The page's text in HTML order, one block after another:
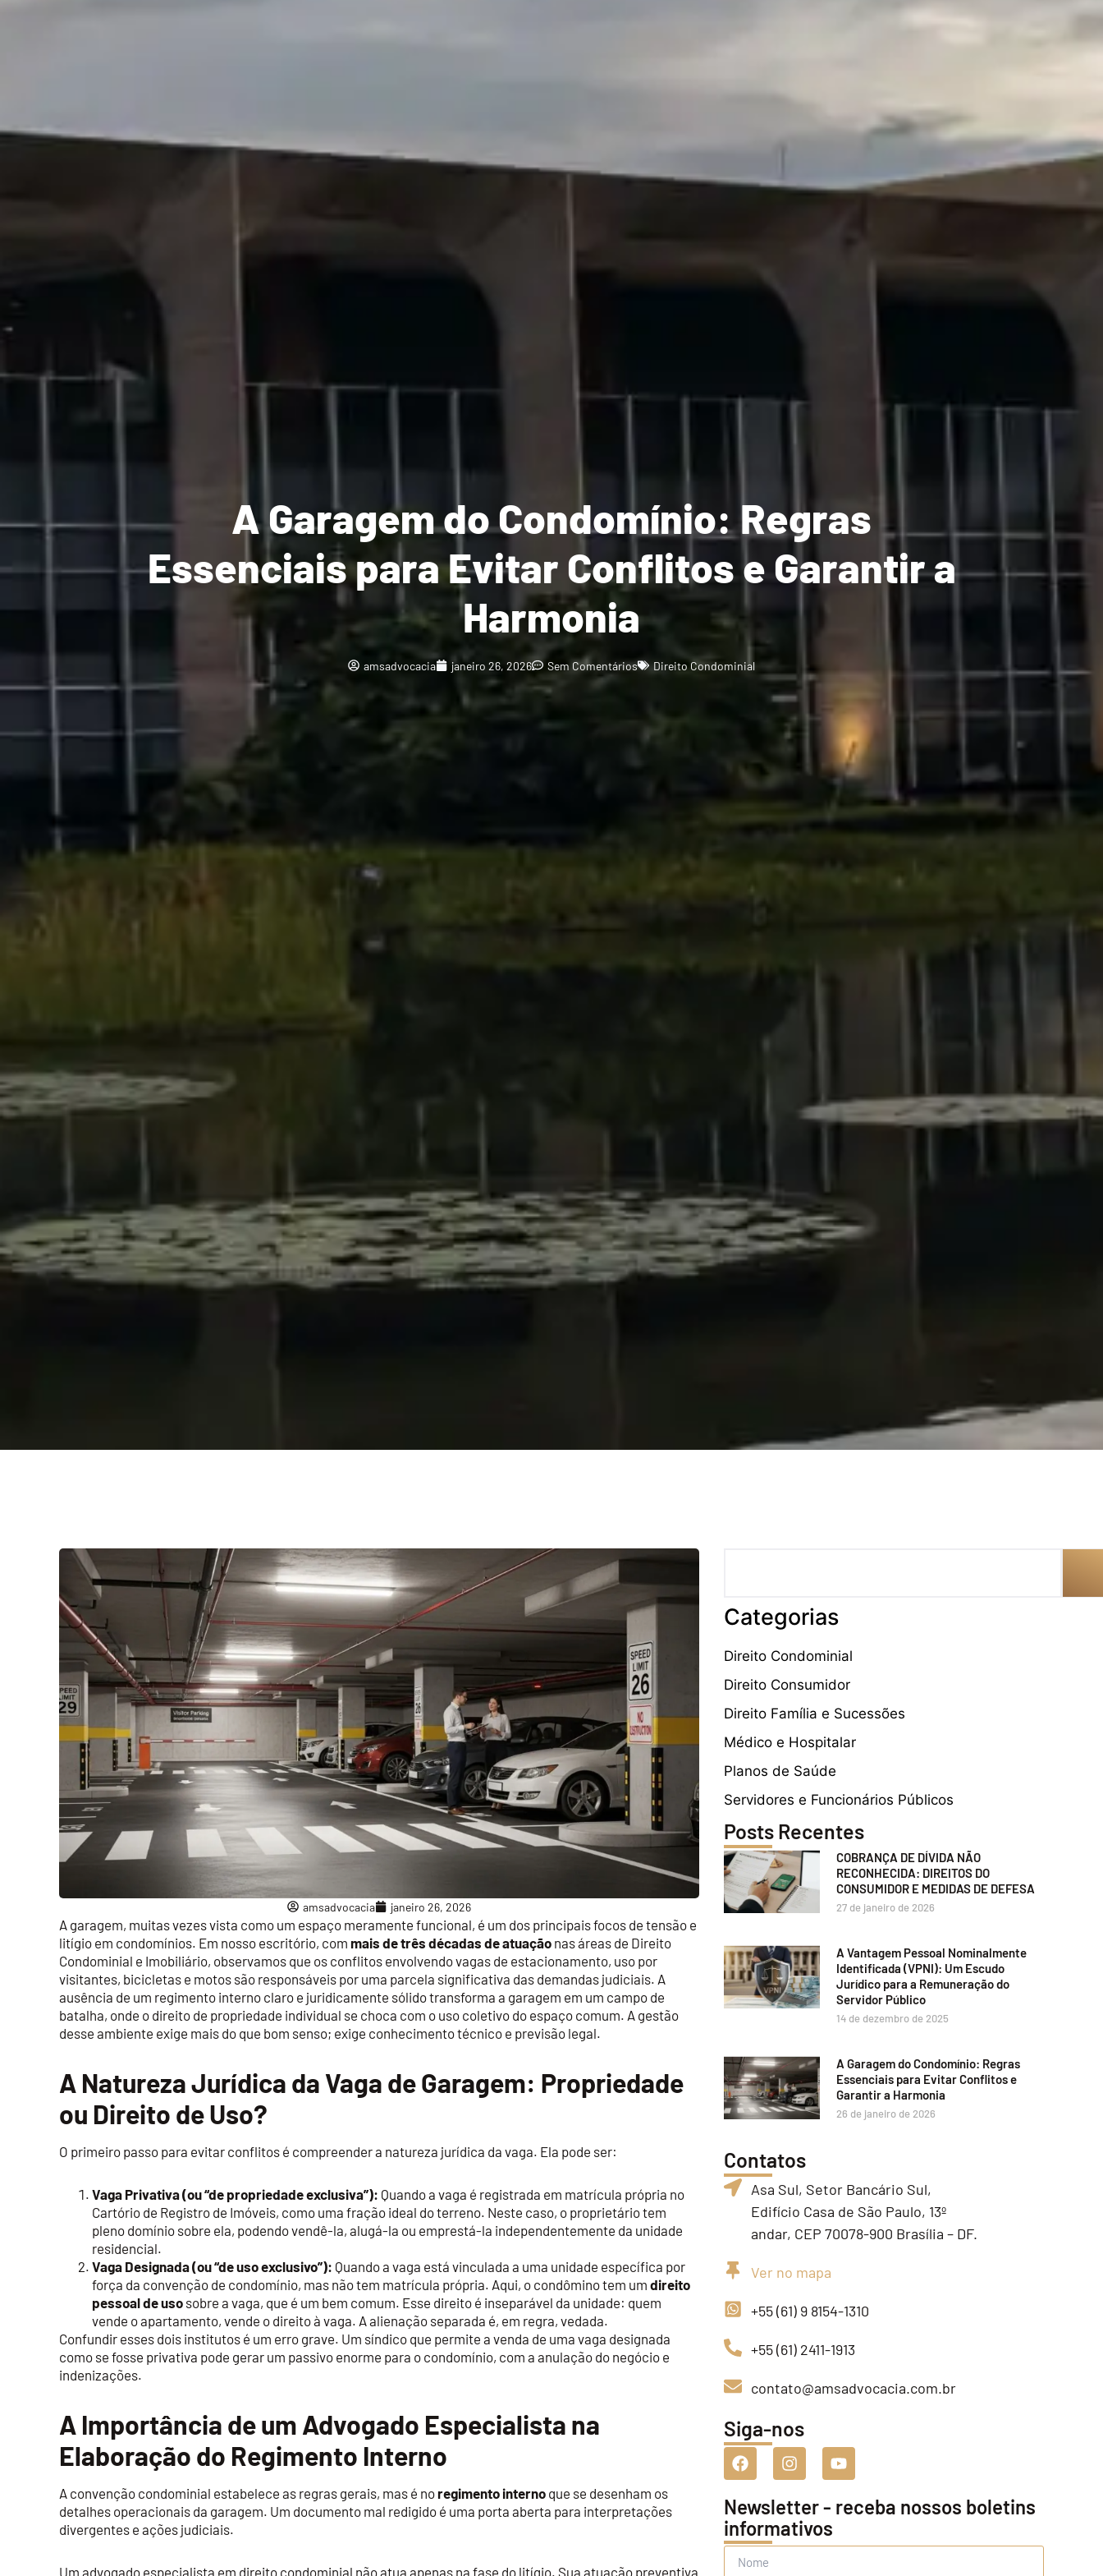
A Garagem do Condomínio: Regras
Essenciais para Evitar Conflitos e Garantir a
Harmonia
amsadvocacia janeiro 26, 2026 Sem Comentários Direito Condominial
amsadvocacia janeiro 26, 2026
A garagem, muitas vezes vista como um espaço meramente funcional, é um dos principais focos de tensão e
litígio em condomínios. Em nosso escritório, com mais de três décadas de atuação nas áreas de Direito
Condominial e Imobiliário, observamos que os conflitos envolvendo vagas de estacionamento, uso por
visitantes, bicicletas e motos são responsáveis por uma parcela significativa das demandas judiciais. A
ausência de um regimento interno claro e juridicamente sólido transforma a garagem em um campo de
batalha, onde o direito de propriedade individual se choca com o uso coletivo do espaço comum. A gestão
desse ambiente exige mais do que bom senso; exige conhecimento técnico e previsão legal.
A Natureza Jurídica da Vaga de Garagem: Propriedade
ou Direito de Uso?
O primeiro passo para evitar conflitos é compreender a natureza jurídica da vaga. Ela pode ser:
Vaga Privativa (ou “de propriedade exclusiva”): Quando a vaga é registrada em matrícula própria no
Cartório de Registro de Imóveis, como uma fração ideal do terreno. Neste caso, o proprietário tem
pleno domínio sobre ela, podendo vendê-la, alugá-la ou emprestá-la independentemente da unidade
residencial.
Vaga Designada (ou “de uso exclusivo”): Quando a vaga está vinculada a uma unidade específica por
força da convenção de condomínio, mas não tem matrícula própria. Aqui, o condômino tem um direito
pessoal de uso sobre a vaga, que é um bem comum. Esse direito é inseparável da unidade: quem
vende o apartamento, vende o direito à vaga. A alienação separada é, em regra, vedada.
Confundir esses dois institutos é um erro grave. Um síndico que permite a venda de uma vaga designada
como se fosse privativa pode gerar um passivo enorme para o condomínio, com a anulação do negócio e
indenizações.
A Importância de um Advogado Especialista na
Elaboração do Regimento Interno
A convenção condominial estabelece as regras gerais, mas é noregimento interno que se desenham os
detalhes operacionais da garagem. Um documento mal redigido é uma porta aberta para interpretações
divergentes e ações judiciais.
Um advogado especialista em direito condominial não atua apenas na fase do litígio. Sua atuação preventiva
Categorias
Direito Condominial
Direito Consumidor
Direito Família e Sucessões
Médico e Hospitalar
Planos de Saúde
Servidores e Funcionários Públicos
Posts Recentes
COBRANÇA DE DÍVIDA NÃO
RECONHECIDA: DIREITOS DO
CONSUMIDOR E MEDIDAS DE DEFESA
27 de janeiro de 2026
A Vantagem Pessoal Nominalmente
Identificada (VPNI): Um Escudo
Jurídico para a Remuneração do
Servidor Público
14 de dezembro de 2025
A Garagem do Condomínio: Regras
Essenciais para Evitar Conflitos e
Garantir a Harmonia
26 de janeiro de 2026
Contatos
Asa Sul, Setor Bancário Sul,
Edifício Casa de São Paulo, 13º
andar, CEP 70078-900 Brasília – DF.
Ver no mapa
+55 (61) 9 8154-1310
+55 (61) 2411-1913
contato@amsadvocacia.com.br
Siga-nos
Newsletter - receba nossos boletins
informativos